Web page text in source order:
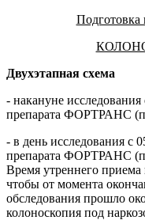
Двухэтапная схема
- накануне
препарата ФОРТРАНС
- в день исследования с
препарата ФОРТРАНС
Время утреннего приема
чтобы от момента
обследования прошло
колоноскопия под